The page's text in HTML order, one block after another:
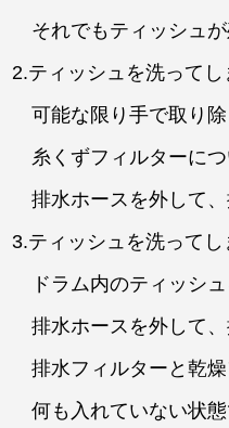
それでもティッシュが
2.ティッシュを洗って
可能な限り手で取り除
糸くずフィルターに
排水ホースを外して、
3.ティッシュを洗って
ドラム内のティッシュ
排水ホースを外して
排水フィルターと乾燥
何も入れていない状態